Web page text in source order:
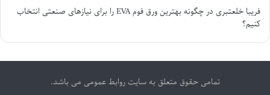
فریبا خلعتبری در
چگونه بهترین ورق فوم EVA را برای نیازهای صنعتی انتخاب
کنیم؟
تمامی حقوق متعلق به سایت روابط عمومی می باشد.